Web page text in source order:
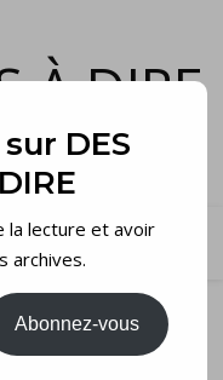
À DIRE
DES
la lecture et avoir
archives.
Abonnez-vous